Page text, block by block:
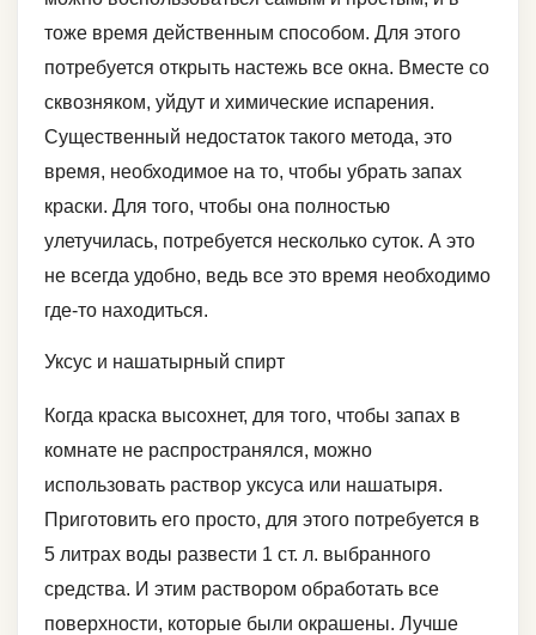
тоже время действенным способом. Для этого
потребуется открыть настежь все окна. Вместе со
сквозняком, уйдут и химические испарения.
Существенный недостаток такого метода, это
время, необходимое на то, чтобы убрать запах
краски. Для того, чтобы она полностью
улетучилась, потребуется несколько суток. А это
не всегда удобно, ведь все это время необходимо
где-то находиться.
Уксус и нашатырный спирт
Когда краска высохнет, для того, чтобы запах в
комнате не распространялся, можно
использовать раствор уксуса или нашатыря.
Приготовить его просто, для этого потребуется в
5 литрах воды развести 1 ст. л. выбранного
средства. И этим раствором обработать все
поверхности, которые были окрашены. Лучше